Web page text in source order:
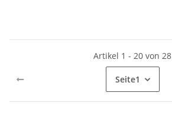
Artikel 1 - 20 von 28
Seite1